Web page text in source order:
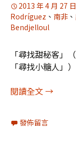
2013 年 4 月 27 日
Rodríguez 、 南非 、
Bendjelloul
「尋找甜秘客」
「尋找小糖人
閱讀全文陳樂融
→
發佈留言